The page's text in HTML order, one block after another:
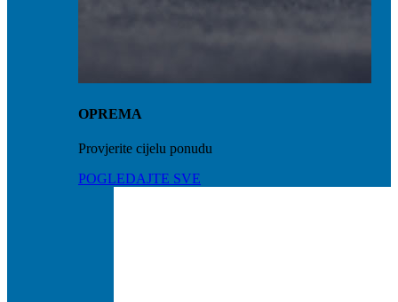
OPREMA
Provjerite cijelu ponudu
POGLEDAJTE SVE